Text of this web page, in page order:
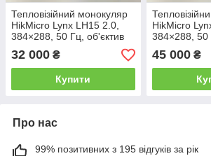
Тепловізійний монокуляр
HikMicro Lynx LH15 2.0,
384×288, 50 Гц, об'єктив
15 мм, OLED 1024×768,
Wi-Fi
32 000 ₴
Купити
HikMicro
384×288, 50
25 мм,
Wi-Fi (HM-
LH25 2.0)
45 000₴
Про нас
99% позитивних з 195 відгуків за рік